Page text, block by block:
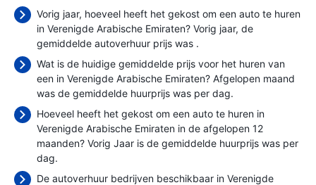
Vorig jaar, hoeveel heeft het gekost om een auto te huren
in Verenigde Arabische Emiraten? Vorig jaar, de
gemiddelde autoverhuur prijs was .
Wat is de huidige gemiddelde prijs voor het huren van
een in Verenigde Arabische Emiraten? Afgelopen maand
was de gemiddelde huurprijs was per dag.
Hoeveel heeft het gekost om een auto te huren in
Verenigde Arabische Emiraten in de afgelopen 12
maanden? Vorig Jaar is de gemiddelde huurprijs was per
dag.
De autoverhuur bedrijven beschikbaar in Verenigde